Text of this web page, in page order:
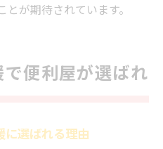
が期待されています。
便利屋が選ばれ
に選ばれる理由